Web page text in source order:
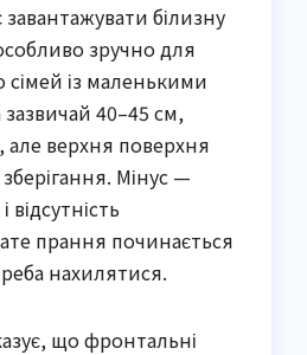
білизну
зручно для
сімей із маленькими
40–45 см,
але верхня поверхня
Мінус —
відсутність
прання починається
нахилятися.
що фронтальні